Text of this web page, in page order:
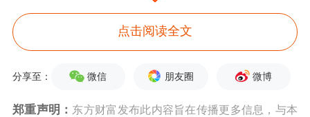
中度看，前十大持仓证券占组合比例高
达39.86%；从行业来看，周期性消费占
比26.32%；医疗保健占比23.81%；科技
行业占比21.47%。
点击阅读全文
分享至： 微信 朋友圈 微博
郑重声明： 东方财富发布此内容旨在传播更多信息，与本